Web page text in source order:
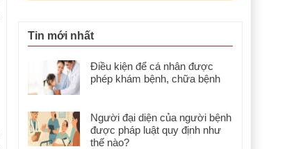
Tin mới nhất
Điều kiện để cá nhân được
phép khám bệnh, chữa bệnh
Người đại diện của người bệnh
được pháp luật quy định như
thế nào?